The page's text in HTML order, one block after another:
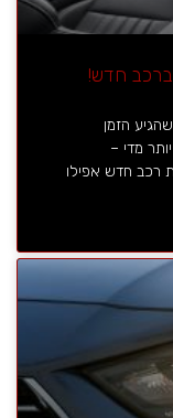
ברכב חדש!
הזמן
מדי –
רכב חדש אפילו